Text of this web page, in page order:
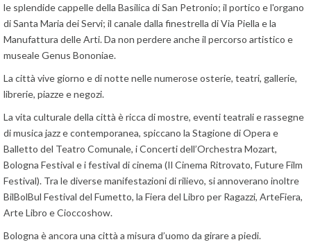
le splendide cappelle della Basilica di San Petronio; il portico e l'organo
di Santa Maria dei Servi; il canale dalla finestrella di Via Piella e la
Manufattura delle Arti. Da non perdere anche il percorso artistico e
museale Genus Bononiae.
La città vive giorno e di notte nelle numerose osterie, teatri, gallerie,
librerie, piazze e negozi.
La vita culturale della città è ricca di mostre, eventi teatrali e rassegne
di musica jazz e contemporanea, spiccano la Stagione di Opera e
Balletto del Teatro Comunale, i Concerti dell’Orchestra Mozart,
Bologna Festival e i festival di cinema (Il Cinema Ritrovato, Future Film
Festival). Tra le diverse manifestazioni di rilievo, si annoverano inoltre
BilBolBul Festival del Fumetto, la Fiera del Libro per Ragazzi, ArteFiera,
Arte Libro e Cioccoshow.
Bologna è ancora una città a misura d’uomo da girare a piedi.